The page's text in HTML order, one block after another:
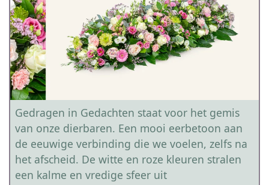
Gedragen in Gedachten staat voor het gemis
van onze dierbaren. Een mooi eerbetoon aan
de eeuwige verbinding die we voelen, zelfs na
het afscheid. De witte en roze kleuren stralen
een kalme en vredige sfeer uit